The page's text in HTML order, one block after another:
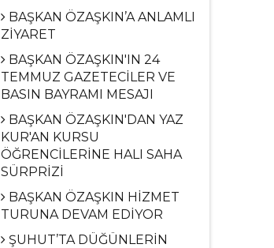
BAŞKAN ÖZAŞKIN’A ANLAMLI
ZİYARET
BAŞKAN ÖZAŞKIN'IN 24
TEMMUZ GAZETECİLER VE
BASIN BAYRAMI MESAJI
BAŞKAN ÖZAŞKIN'DAN YAZ
KUR'AN KURSU
ÖĞRENCİLERİNE HALI SAHA
SÜRPRİZİ
BAŞKAN ÖZAŞKIN HİZMET
TURUNA DEVAM EDİYOR
ŞUHUT’TA DÜĞÜNLERİN